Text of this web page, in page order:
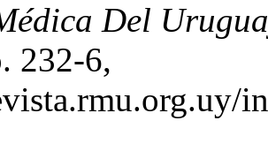
Del
232-6,